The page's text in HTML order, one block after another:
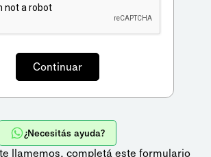
¿Necesitás ayuda?
llamemos, completá este formulario